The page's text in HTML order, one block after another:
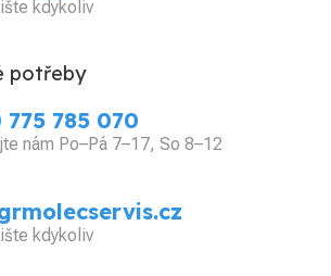
kdykoliv
potřeby
775 785 070
nám Po–Pá 7–17, So 8–12
kdykoliv